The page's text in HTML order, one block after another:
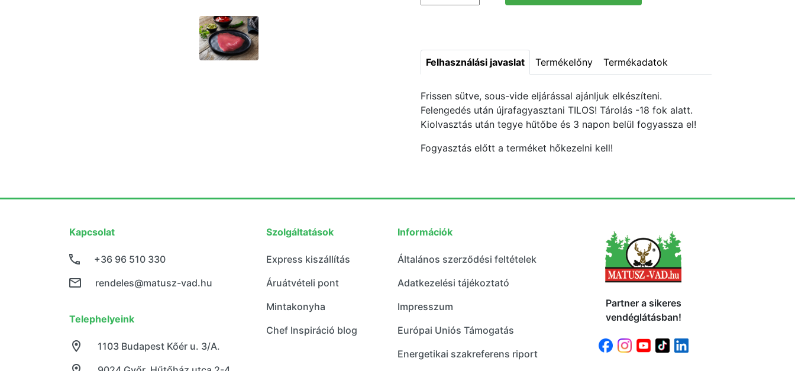
Felhasználási javaslat Termékelőny Termékadatok
Frissen sütve, sous-vide eljárással ajánljuk elkészíteni.
Felengedés után újrafagyasztani TILOS! Tárolás -18 fok alatt.
Kiolvasztás után tegye hűtőbe és 3 napon belül fogyassza el!
Fogyasztás előtt a terméket hőkezelni kell!
Kapcsolat
+36 96 510 330
rendeles@matusz-vad.hu
Telephelyeink
1103 Budapest Kőér u. 3/A.
Szolgáltatások
Express kiszállítás
Áruátvételi pont
Mintakonyha
Chef Inspiráció blog
Információk
Általános szerződési feltételek
Adatkezelési tájékoztató
Impresszum
Európai Uniós Támogatás
Energetikai szakreferens riport
Partner a sikeres
vendéglátásban!